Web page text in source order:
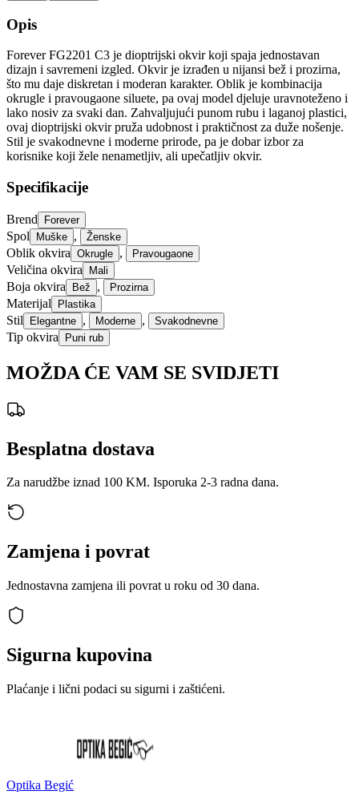
Opis
Forever FG2201 C3 je dioptrijski okvir koji spaja jednostavan
dizajn i savremeni izgled. Okvir je izrađen u nijansi bež i prozirna,
što mu daje diskretan i moderan karakter. Oblik je kombinacija
okrugle i pravougaone siluete, pa ovaj model djeluje uravnoteženo i
lako nosiv za svaki dan. Zahvaljujući punom rubu i laganoj plastici,
ovaj dioptrijski okvir pruža udobnost i praktičnost za duže nošenje.
Stil je svakodnevne i moderne prirode, pa je dobar izbor za
korisnike koji žele nenametljiv, ali upečatljiv okvir.
Specifikacije
Brend Forever
Spol Muške , Ženske
Oblik okvira Okrugle , Pravougaone
Veličina okvira Mali
Boja okvira Bež , Prozirna
Materijal Plastika
Stil Elegantne , Moderne , Svakodnevne
Tip okvira Puni rub
MOŽDA ĆE VAM SE SVIDJETI
Besplatna dostava
Za narudžbe iznad 100 KM. Isporuka 2-3 radna dana.
Zamjena i povrat
Jednostavna zamjena ili povrat u roku od 30 dana.
Sigurna kupovina
Plaćanje i lični podaci su sigurni i zaštićeni.
Optika Begić